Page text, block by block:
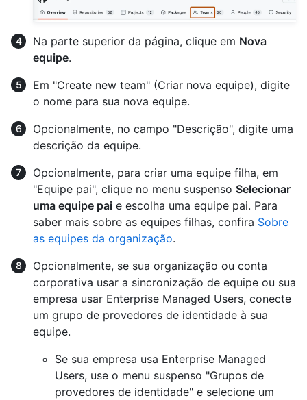
Na parte superior da página, clique em Nova
equipe.
Em "Create new team" (Criar nova equipe), digite
o nome para sua nova equipe.
Opcionalmente, no campo "Descrição", digite uma
descrição da equipe.
Opcionalmente, para criar uma equipe filha, em
"Equipe pai", clique no menu suspenso Selecionar
uma equipe pai e escolha uma equipe pai. Para
saber mais sobre as equipes filhas, confira Sobre
as equipes da organização.
Opcionalmente, se sua organização ou conta
corporativa usar a sincronização de equipe ou sua
empresa usar Enterprise Managed Users, conecte
um grupo de provedores de identidade à sua
equipe.
Se sua empresa usa Enterprise Managed
Users, use o menu suspenso "Grupos de
provedores de identidade" e selecione um